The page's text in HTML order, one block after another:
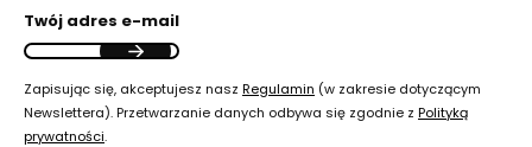
Twój adres e-mail
Zapisując się, akceptujesz nasz Regulamin (w zakresie dotyczącym
Newslettera). Przetwarzanie danych odbywa się zgodnie z Polityką
prywatności.